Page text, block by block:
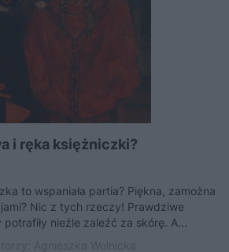
i ręka księżniczki?
to wspaniała partia? Piękna, zamożna
Nic z tych rzeczy! Prawdziwe
nieźle zaleźć za skórę. A...